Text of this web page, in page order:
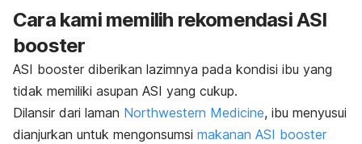
Cara kami memilih rekomendasi ASI
booster
ASI booster diberikan lazimnya pada kondisi ibu yang
tidak memiliki asupan ASI yang cukup.
Dilansir dari laman Northwestern Medicine, ibu menyusui
dianjurkan untuk mengonsumsi makanan ASI booster